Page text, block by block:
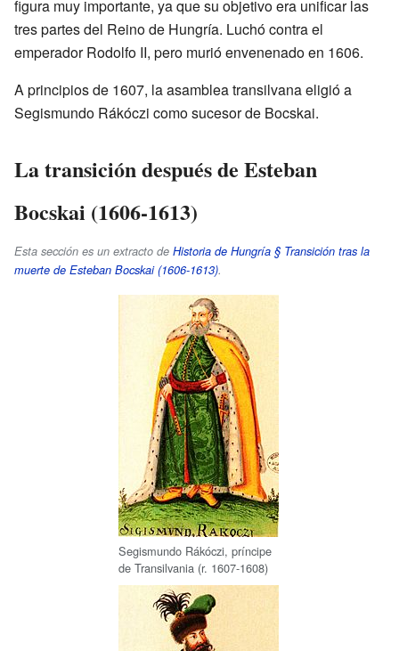
figura muy importante, ya que su objetivo era unificar las
tres partes del Reino de Hungría. Luchó contra el
emperador Rodolfo II, pero murió envenenado en 1606.
A principios de 1607, la asamblea transilvana eligió a
Segismundo Rákóczi como sucesor de Bocskai.
La transición después de Esteban
Bocskai (1606-1613)
Esta sección es un extracto de Historia de Hungría § Transición tras la
muerte de Esteban Bocskai (1606-1613).
Segismundo Rákóczi, príncipe
de Transilvania (r. 1607-1608)